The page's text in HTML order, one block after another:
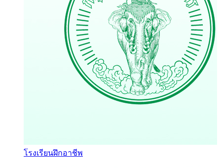
โรงเรียนฝึกอาชีพ